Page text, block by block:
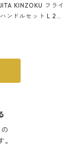
KINZOKU フライ
ンドルセット L 24c
応 鉄フライパン